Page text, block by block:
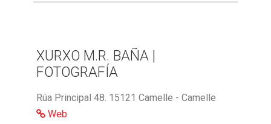
XURXO M.R. BAÑA |
FOTOGRAFÍA
Rúa Principal 48. 15121 Camelle - Camelle
Web